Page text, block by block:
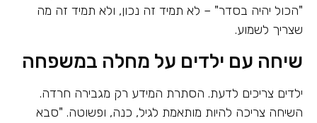
"הכול יהיה בסדר" – לא תמיד זה נכון, ולא תמיד זה מה
שצריך לשמוע.
שיחה עם ילדים על מחלה במשפחה
ילדים צריכים לדעת. הסתרת המידע רק מגבירה חרדה.
השיחה צריכה להיות מותאמת לגיל, כנה, ופשוטה. "סבא